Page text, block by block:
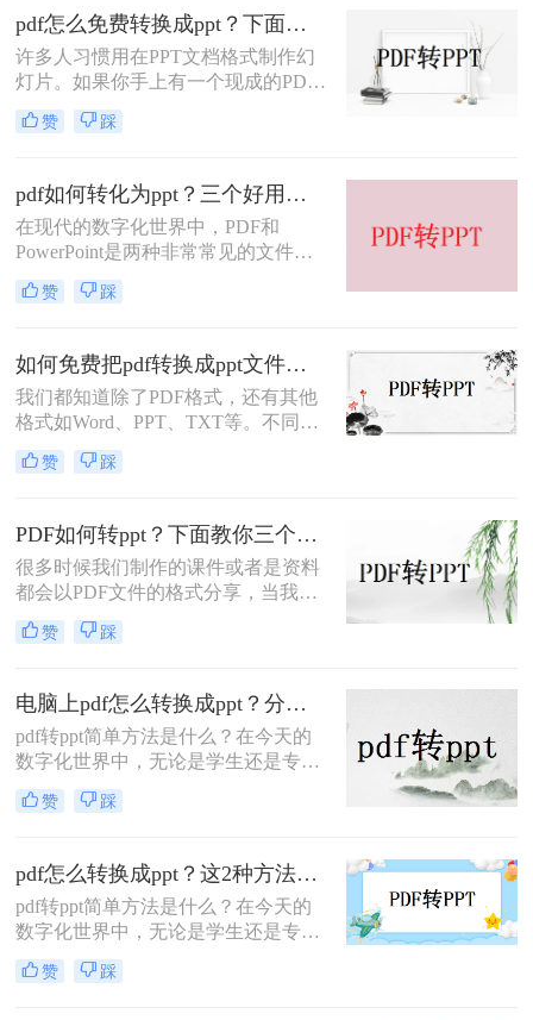
使用文件。那pdf如何免费转换成
ppt？接下来分享一些实用的PDF转换
方法，一起来看看吧。
pdf怎么免费转换成ppt？下面教你二个方法！
许多人习惯用在PPT文档格式制作幻
灯片。如果你手上有一个现成的PDF
文档，并且想要将其转换为PPT演示
文档，你不需要花费时间和精力来寻
作。就可以轻松的将pdf转换成ppt，
那么pdf怎么免费转换成ppt呢？下面
就来给大家讲讲。
赞 踩
pdf如何转化为ppt？三个好用的转换方法分享！
在现代的数字化世界中，PDF和
PowerPoint是两种非常常见的文件格
式。PDF以其高保真度和可打印性而
闻名，而PowerPoint则是一种强大的
而，有时候我们可能需要将PDF文件
的内容转换为PowerPoint幻灯片以便
进行演示或分享。
赞 踩
如何免费把pdf转换成ppt文件？分享二种简单方法！
我们都知道除了PDF格式，还有其他
格式如Word、PPT、TXT等。不同的
文件格式对应不同的优势。但是，有
时候我们会遇到需要转换文件格式的
们会使用一些软件对文件格式进行转
换。有什么样子的方法可以轻松地完
成转换呢，今天小编就给大家地带来
了如何免费把pdf转换成ppt文件方
法。
赞 踩
PDF如何转ppt？下面教你三个方法！
很多时候我们制作的课件或者是资料
都会以PDF文件的格式分享，当我们
想要编辑文件的内容时就不是很方
便，需要转换成其他易编辑的文档，
就来给大家介绍些pdf转ppt简单方
法，希望能帮助到大家。
赞 踩
电脑上pdf怎么转换成ppt？分享一种快速简便的方法！
pdf转ppt简单方法是什么？在今天的
数字化世界中，无论是学生还是专业
人士，都需要在演示或报告中经常使
用ppt文档。然而，有时我们可能会遇
但我们需要将其转换为ppt格式。这是
因为ppt文档具有动画、音频和视频等
吸引人的功能，使演示更加生动。那
么，电脑上pdf怎么转换成ppt呢？以
下是一种快速简便的方法。
赞 踩
pdf怎么转换成ppt？这2种方法太实用了！
pdf转ppt简单方法是什么？在今天的
数字化世界中，无论是学生还是专业
人士，都需要在演示或报告中经常使
用ppt文档。然而，有时我们可能会遇
赞 踩